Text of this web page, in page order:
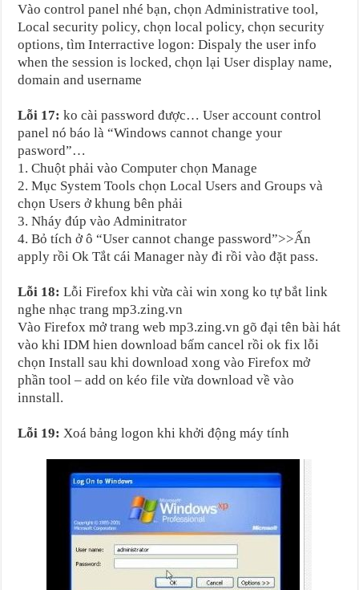
Vào control panel nhé bạn, chọn Administrative tool,
Local security policy, chọn local policy, chọn security
options, tìm Interractive logon: Dispaly the user info
when the session is locked, chọn lại User display name,
domain and username
Lỗi 17: ko cài password được… User account control
panel nó báo là “Windows cannot change your
pasword”…
1. Chuột phải vào Computer chọn Manage
2. Mục System Tools chọn Local Users and Groups và
chọn Users ở khung bên phải
3. Nháy đúp vào Adminitrator
4. Bỏ tích ở ô “User cannot change password”>>Ấn
apply rồi Ok Tắt cái Manager này đi rồi vào đặt pass.
Lỗi 18: Lỗi Firefox khi vừa cài win xong ko tự bắt link
nghe nhạc trang mp3.zing.vn
Vào Firefox mở trang web mp3.zing.vn gõ đại tên bài hát
vào khi IDM hien download bấm cancel rồi ok fix lỗi
chọn Install sau khi download xong vào Firefox mở
phần tool – add on kéo file vừa download về vào
innstall.
Lỗi 19: Xoá bảng logon khi khởi động máy tính